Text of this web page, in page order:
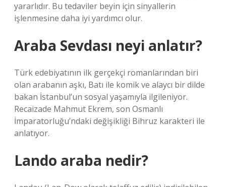
yararlıdır. Bu tedaviler beyin için sinyallerin
işlenmesine daha iyi yardımcı olur.
Araba Sevdası neyi anlatır?
Türk edebiyatının ilk gerçekçi romanlarından biri
olan arabanın aşkı, Batı ile komik ve alaycı bir dilde
bakan İstanbul’un sosyal yaşamıyla ilgileniyor.
Recaizade Mahmut Ekrem, son Osmanlı
İmparatorluğu’ndaki değişikliği Bihruz karakteri ile
anlatıyor.
Lando araba nedir?